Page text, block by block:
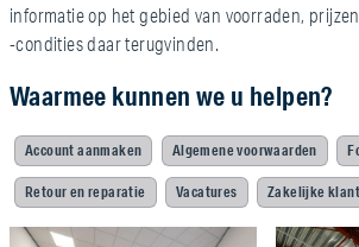
informatie op het gebied van voorraden,
-condities daar terugvinden.
Waarmee kunnen we u helpen?
Account aanmaken Algemene voorwaarden
Retour en reparatie Vacatures Zakelijke